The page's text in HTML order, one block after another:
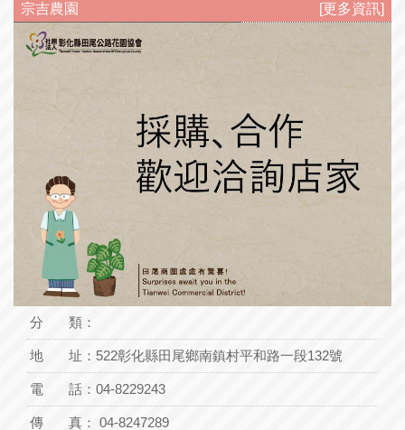
宗吉農園 [更多資訊]
分 類：
地 址： 522彰化縣田尾鄉南鎮村平和路一段132號
電 話： 04-8229243
傳 真： 04-8247289